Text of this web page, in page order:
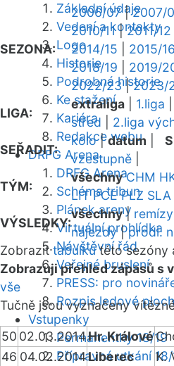
Základní údaje
Vedení a kontakty
Logo
Historie
Podrobná historie
Ke stažení
Kariéra
Redakce webu
DRFG Arena
DRFG Arena
Schéma tribun
Plánek areny
Virtuální prohlídka
Návštěvní řád
Veřejné bruslení
PRESS: pro
Rozpis ledové
Vstupenky
Permanentky 18/19
Přípravná utkání 18/
SEZONA:
2006/07|2007/
2010/11|2011/12
2014/15
2015/16
2018/19
2019/
2022/23|2023/
LIGA:
extraliga 1.liga
střed
2.liga
SEŘADIT:
kolo|datum
vzestupně
TÝM:
všechny CHM
LIT PCE PLZ SLA
VÝSLEDKY:
všechny| remízy
nájezdy|prodl.
Zobrazittabulkutéto sezóny
Zobrazuji přehled zápasů s
vše
Tučně jsou vyznačeny
50 02.03.2014Hr. Králové
46 04.02.2014Liberec K.